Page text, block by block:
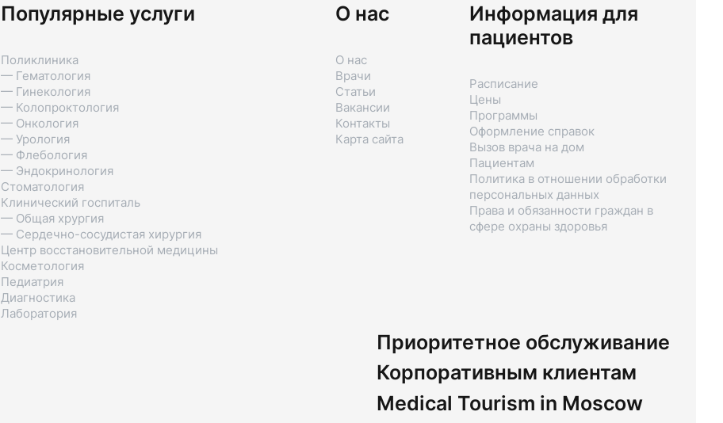
Популярные услуги
Поликлиника
— Гематология
— Гинекология
— Колопроктология
— Онкология
— Урология
— Флебология
— Эндокринология
Стоматология
Клинический госпиталь
— Общая хрургия
— Сердечно-сосудистая хирургия
Центр восстановительной медицины
Косметология
Педиатрия
Диагностика
Лаборатория
О нас
О нас
Врачи
Статьи
Вакансии
Контакты
Карта сайта
Информация для
пациентов
Расписание
Цены
Программы
Оформление справок
Вызов врача на дом
Пациентам
Политика в отношении обработки
персональных данных
Права и обязанности граждан в
сфере охраны здоровья
Приоритетное обслуживание
Корпоративным клиентам
Medical Tourism in Moscow